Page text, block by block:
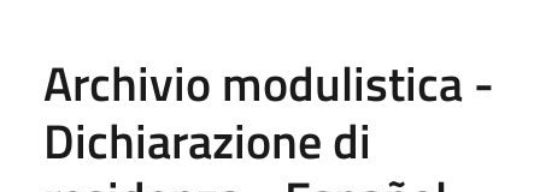
Archivio modulistica -
Dichiarazione di